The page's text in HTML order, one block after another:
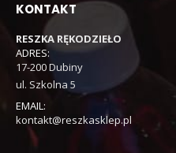
KONTAKT
RESZKA RĘKODZIEŁO
ADRES:
17-200 Dubiny
ul. Szkolna 5
EMAIL:
kontakt@reszkasklep.pl